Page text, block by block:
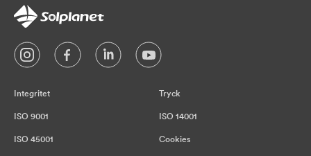
Integritet Tryck
ISO 9001 ISO 14001
ISO 45001 Cookies